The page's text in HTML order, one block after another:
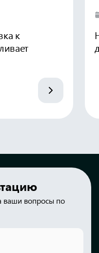
к
ваши вопросы по